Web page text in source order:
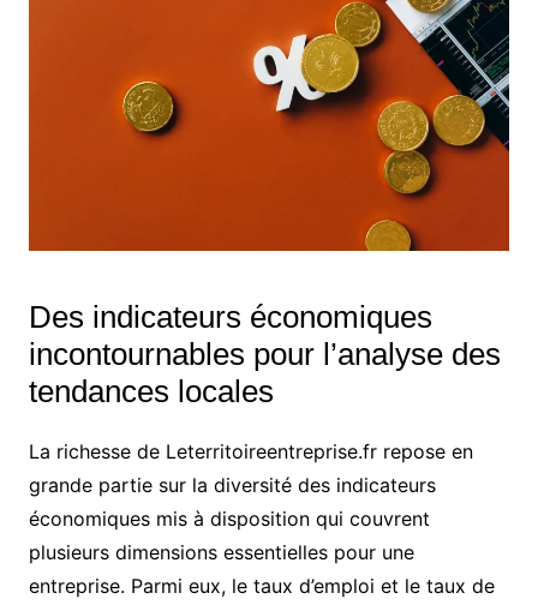
Des indicateurs économiques
incontournables pour l’analyse des
tendances locales
La richesse de Leterritoireentreprise.fr repose en
grande partie sur la diversité des indicateurs
économiques mis à disposition qui couvrent
plusieurs dimensions essentielles pour une
entreprise. Parmi eux, le taux d’emploi et le taux de